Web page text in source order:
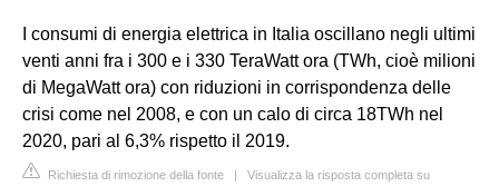
I consumi di energia elettrica in Italia oscillano negli ultimi
venti anni fra i 300 e i 330 TeraWatt ora (TWh, cioè milioni
di MegaWatt ora) con riduzioni in corrispondenza delle
crisi come nel 2008, e con un calo di circa 18TWh nel
2020, pari al 6,3% rispetto il 2019.
Richiesta di rimozione della fonte | Visualizza la risposta completa su